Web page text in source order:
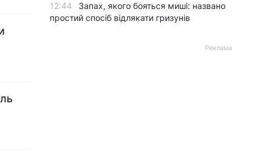
12:44
Запах, якого бояться миші: названо
простий спосіб відлякати гризунів
Реклама